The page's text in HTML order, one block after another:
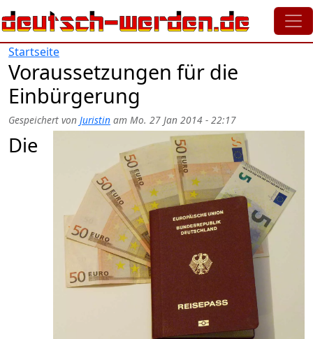
Direkt zum Inhalt
Startseite
Voraussetzungen für die
Einbürgerung
Gespeichert von Juristin am Mo. 27 Jan 2014 - 22:17
Die